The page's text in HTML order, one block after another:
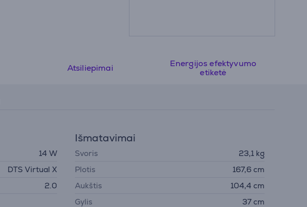
Atsiliepimai
Energijos efektyvumo
etiketė
14 W
DTS Virtual X
2.0
Išmatavimai
Svoris
23,1 kg
Plotis
167,6 cm
Aukštis
104,4 cm
Gylis
37 cm